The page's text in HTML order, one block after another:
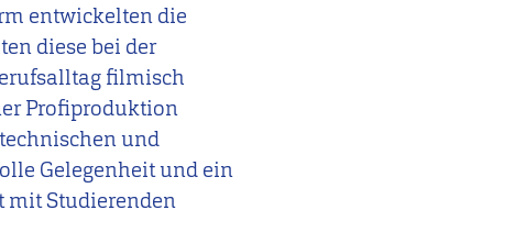
entwickelten die
diese bei der
filmisch
Profiproduktion
und
Gelegenheit und ein
mit Studierenden